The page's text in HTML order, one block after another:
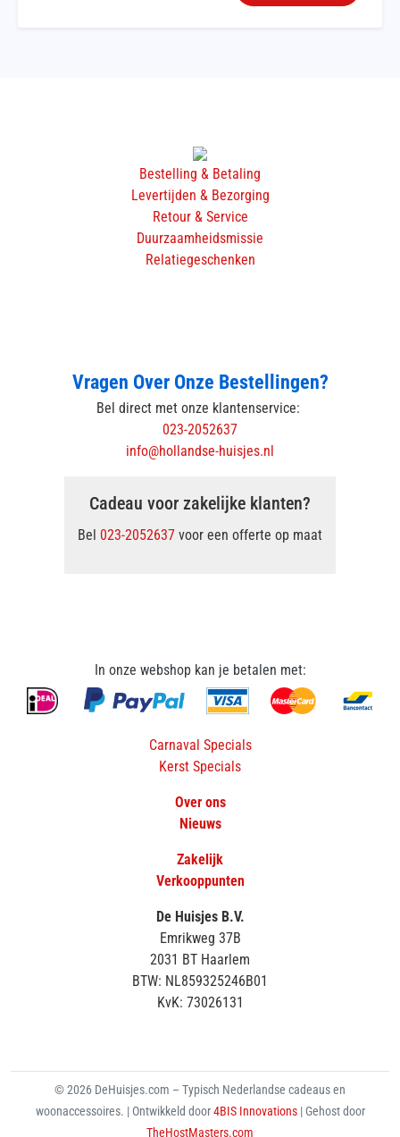
Bestelling & Betaling
Levertijden & Bezorging
Retour & Service
Duurzaamheidsmissie
Relatiegeschenken
Vragen Over Onze Bestellingen?
Bel direct met onze klantenservice:
023-2052637
info@hollandse-huisjes.nl
Cadeau voor zakelijke klanten?
Bel 023-2052637 voor een offerte op maat
In onze webshop kan je betalen met:
Carnaval Specials
Kerst Specials
Over ons
Nieuws
Zakelijk
Verkooppunten
De Huisjes B.V.
Emrikweg 37B
2031 BT Haarlem
BTW: NL859325246B01
KvK: 73026131
© 2026 DeHuisjes.com – Typisch Nederlandse cadeaus en
woonaccessoires. | Ontwikkeld door4BIS Innovations | Gehost door
TheHostMasters.com